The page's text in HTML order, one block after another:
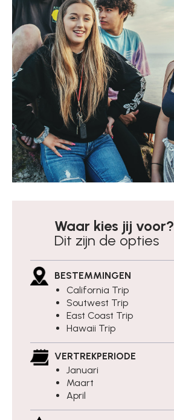
Waar kies jij voor?
Dit zijn de opties
BESTEMMINGEN
California Trip
Soutwest Trip
East Coast Trip
Hawaii Trip
VERTREKPERIODE
Januari
Maart
April